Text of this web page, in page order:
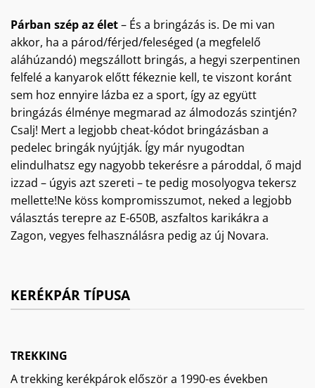
Párban szép az élet– És a bringázás is. De mi van
akkor, ha a párod/férjed/feleséged (a megfelelő
aláhúzandó) megszállott bringás, a hegyi szerpentinen
felfelé a kanyarok előtt fékeznie kell, te viszont koránt
sem hoz ennyire lázba ez a sport, így az együtt
bringázás élménye megmarad az álmodozás szintjén?
Csalj! Mert a legjobb cheat-kódot bringázásban a
pedelec bringák nyújtják. Így már nyugodtan
elindulhatsz egy nagyobb tekerésre a pároddal, ő majd
izzad – úgyis azt szereti – te pedig mosolyogva tekersz
mellette!Ne köss kompromisszumot, neked a legjobb
választás terepre az E-650B, aszfaltos karikákra a
Zagon, vegyes felhasználásra pedig az új Novara.
KERÉKPÁR TÍPUSA
TREKKING
A trekking kerékpárok először a 1990-es években